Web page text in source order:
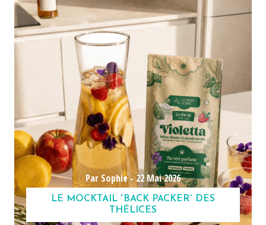
Par Sophie -22 Mai 2026
LE MOCKTAIL “BACK PACKER” DES
THÉLICES